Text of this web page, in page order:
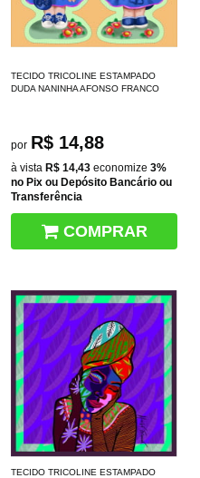
TECIDO TRICOLINE ESTAMPADO
DUDA NANINHA AFONSO FRANCO
por R$ 14,88
à vista R$ 14,43 economize 3%
no Pix ou Depósito Bancário ou
Transferência
COMPRAR
TECIDO TRICOLINE ESTAMPADO